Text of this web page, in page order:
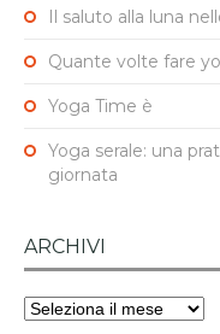
Il saluto alla luna
Quante volte fare
Yoga Time è
Yoga serale: una
giornata
ARCHIVI
Archivi